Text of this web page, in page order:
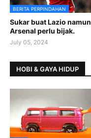
BERITA PERPINDAHAN
Sukar buat Lazio namun
Arsenal perlu bijak.
July 05, 2024
HOBI & GAYA HIDUP